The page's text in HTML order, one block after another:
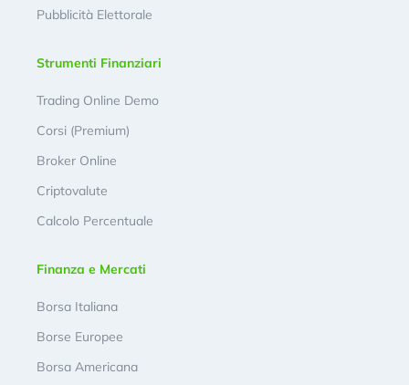
Pubblicità Elettorale
Strumenti Finanziari
Trading Online Demo
Corsi (Premium)
Broker Online
Criptovalute
Calcolo Percentuale
Finanza e Mercati
Borsa Italiana
Borse Europee
Borsa Americana